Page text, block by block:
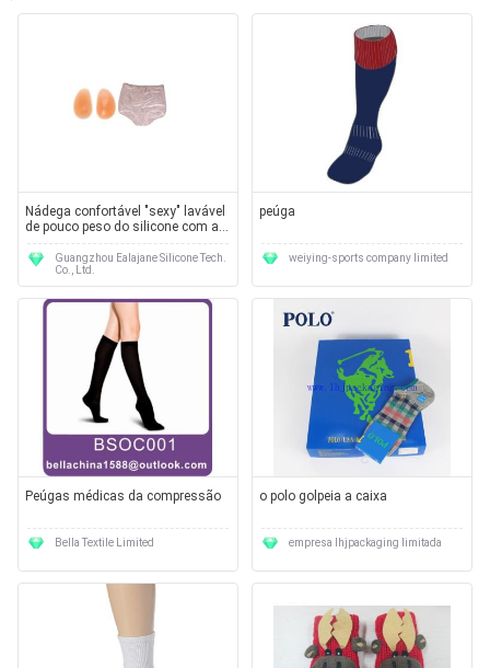
Nádega confortável "sexy" lavável
de pouco peso do silicone com as
calças para partes inferiores
acimaGuangzhou Ealajane Silicone Tech.
Co., Ltd.
peúga
weiying-sports company limited
Peúgas médicas da compressão
Bella Textile Limited
o polo golpeia a caixa
empresa lhjpackaging limitada